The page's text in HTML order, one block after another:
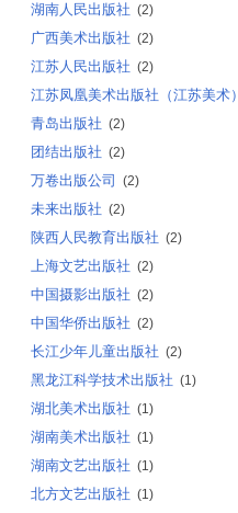
湖南人民出版社 (2)
广西美术出版社 (2)
江苏人民出版社 (2)
江苏凤凰美术出版社（江苏美术）
青岛出版社 (2)
团结出版社 (2)
万卷出版公司 (2)
未来出版社 (2)
陕西人民教育出版社 (2)
上海文艺出版社 (2)
中国摄影出版社 (2)
中国华侨出版社 (2)
长江少年儿童出版社 (2)
黑龙江科学技术出版社 (1)
湖北美术出版社 (1)
湖南美术出版社 (1)
湖南文艺出版社 (1)
北方文艺出版社 (1)